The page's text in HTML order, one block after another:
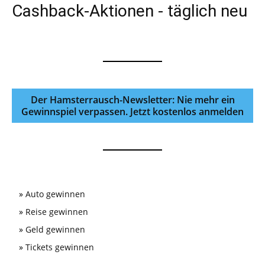
Cashback-Aktionen - täglich neu
Der Hamsterrausch-Newsletter: Nie mehr ein
Gewinnspiel verpassen. Jetzt kostenlos anmelden
» Auto gewinnen
» Reise gewinnen
» Geld gewinnen
» Tickets gewinnen